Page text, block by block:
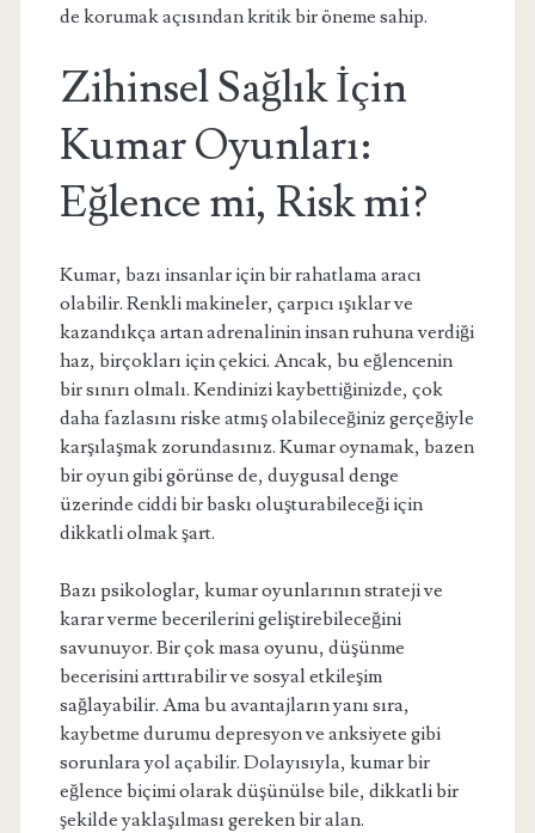
de korumak açısından kritik bir öneme sahip.
Zihinsel Sağlık İçin
Kumar Oyunları:
Eğlence mi, Risk mi?
Kumar, bazı insanlar için bir rahatlama aracı
olabilir. Renkli makineler, çarpıcı ışıklar ve
kazandıkça artan adrenalinin insan ruhuna verdiği
haz, birçokları için çekici. Ancak, bu eğlencenin
bir sınırı olmalı. Kendinizi kaybettiğinizde, çok
daha fazlasını riske atmış olabileceğiniz gerçeğiyle
karşılaşmak zorundasınız. Kumar oynamak, bazen
bir oyun gibi görünse de, duygusal denge
üzerinde ciddi bir baskı oluşturabileceği için
dikkatli olmak şart.
Bazı psikologlar, kumar oyunlarının strateji ve
karar verme becerilerini geliştirebileceğini
savunuyor. Bir çok masa oyunu, düşünme
becerisini arttırabilir ve sosyal etkileşim
sağlayabilir. Ama bu avantajların yanı sıra,
kaybetme durumu depresyon ve anksiyete gibi
sorunlara yol açabilir. Dolayısıyla, kumar bir
eğlence biçimi olarak düşünülse bile, dikkatli bir
şekilde yaklaşılması gereken bir alan.